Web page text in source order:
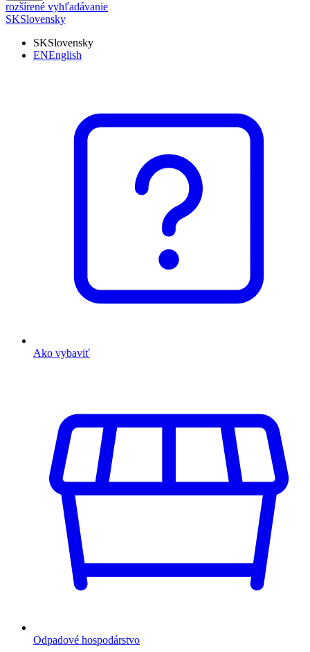
rozšírené vyhľadávanie
SKSlovensky
SKSlovensky
ENEnglish
Ako vybaviť
Odpadové hospodárstvo